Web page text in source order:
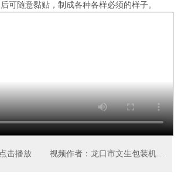
可随意黏贴，制成各种各样必须的样子。
击播放 视频作者：龙口市文生包装机械厂